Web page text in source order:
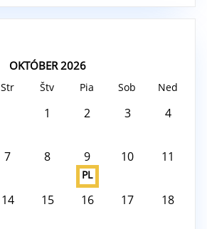
OKTÓBER 2026
Str Štv Pia Sob Ned
1 2 3 4
7 8 9
PL
10 11
14 15 16 17 18